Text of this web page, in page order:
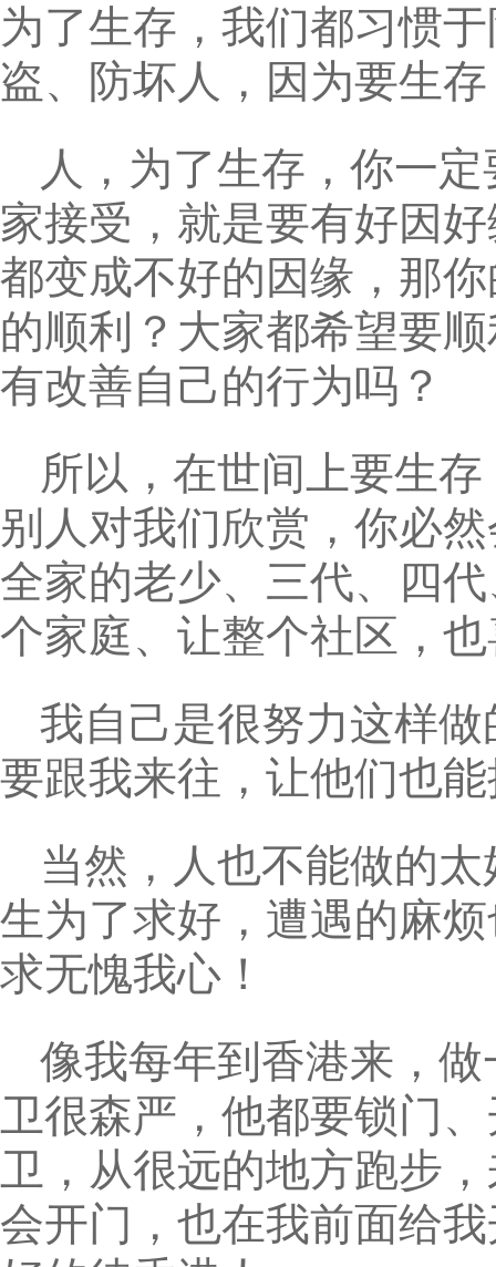
为了生存，我们都习惯
盗、防坏人，因为要生
人，为了生存，你一
家接受，就是要有好因
都变成不好的因缘，那
的顺利？大家都希望要
有改善自己的行为吗？
所以，在世间上要生
别人对我们欣赏，你必
全家的老少、三代、四
个家庭、让整个社区，
我自己是很努力这样
要跟我来往，让他们也
当然，人也不能做的
生为了求好，遭遇的麻
求无愧我心！
像我每年到香港来，
卫很森严，他都要锁门
卫，从很远的地方跑步
会开门，也在我前面给